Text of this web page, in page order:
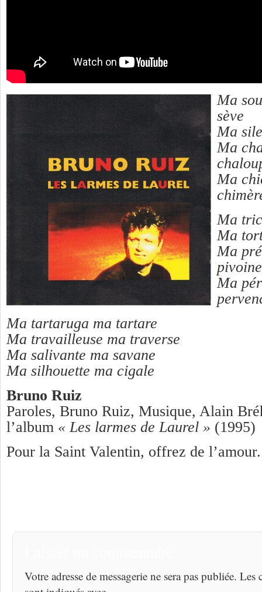
Ma
sève
Ma
Ma
Ma
Ma
Ma
Ma
pivoine
Ma
Ma tartaruga ma tartare
Ma travailleuse ma traverse
Ma salivante ma savane
Ma silhouette ma cigale
Bruno Ruiz
Paroles, Bruno Ruiz, Musique, Alain
l’album « Les larmes de Laurel » (1995)
Pour la Saint Valentin, offrez de l’amour.
Votre adresse de messagerie ne sera pas publiée.